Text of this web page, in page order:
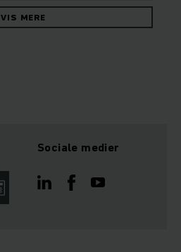
VIS MERE
Sociale medier